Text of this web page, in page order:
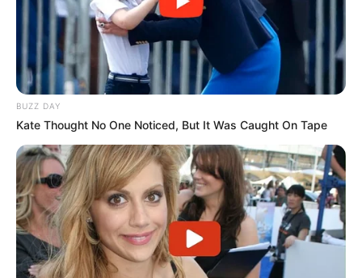
BUZZ DAY
Kate Thought No One Noticed, But It Was Caught On Tape